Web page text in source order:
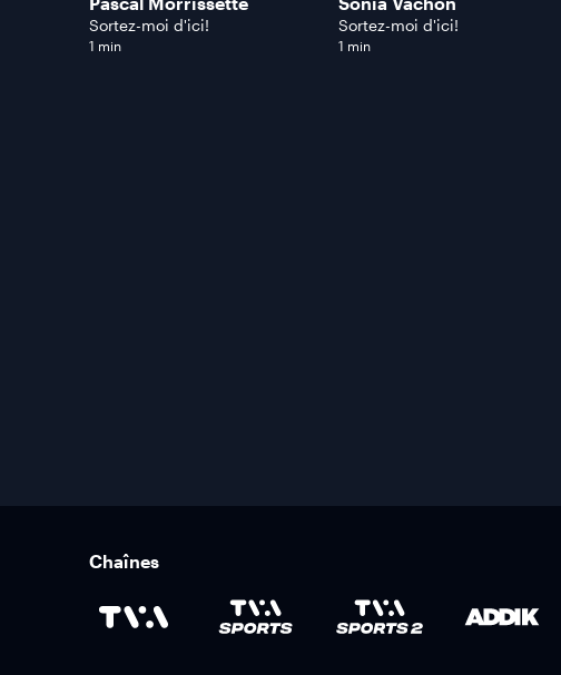
Sortez-moi d'ici!
1 min
Sortez-moi d'ici!
1 min
Chaînes